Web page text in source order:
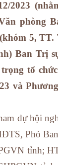
2023
phòng
5,
Ban Trị
tổ
và
dự hội
Phó
tỉnh;